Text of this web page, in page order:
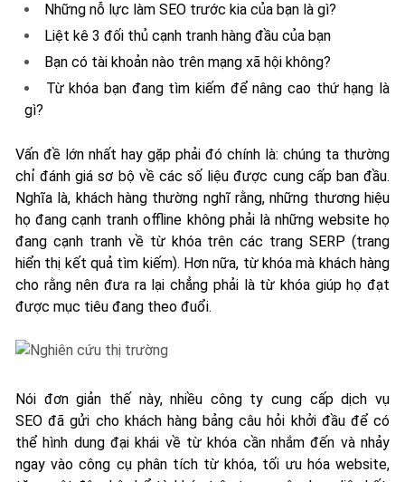
Những nỗ lực làm SEO trước kia của bạn là gì?
Liệt kê 3 đối thủ cạnh tranh hàng đầu của bạn
Bạn có tài khoản nào trên mạng xã hội không?
Từ khóa bạn đang tìm kiếm để nâng cao thứ hạng là
gì?
Vấn đề lớn nhất hay gặp phải đó chính là: chúng ta thường
chỉ đánh giá sơ bộ về các số liệu được cung cấp ban đầu.
Nghĩa là, khách hàng thường nghĩ rằng, những thương hiệu
họ đang cạnh tranh offline không phải là những website họ
đang cạnh tranh về từ khóa trên các trang SERP (trang
hiển thị kết quả tìm kiếm). Hơn nữa, từ khóa mà khách hàng
cho rằng nên đưa ra lại chẳng phải là từ khóa giúp họ đạt
được mục tiêu đang theo đuổi.
Nói đơn giản thế này, nhiều công ty cung cấp dịch vụ
SEO đã gửi cho khách hàng bảng câu hỏi khởi đầu để có
thể hình dung đại khái về từ khóa cần nhắm đến và nhảy
ngay vào công cụ phân tích từ khóa, tối ưu hóa website,